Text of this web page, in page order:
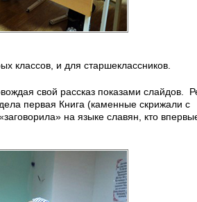
классов, и для старшеклассников.
свой рассказ показами слайдов.
первая Книга (каменные скрижали с
на языке славян, кто